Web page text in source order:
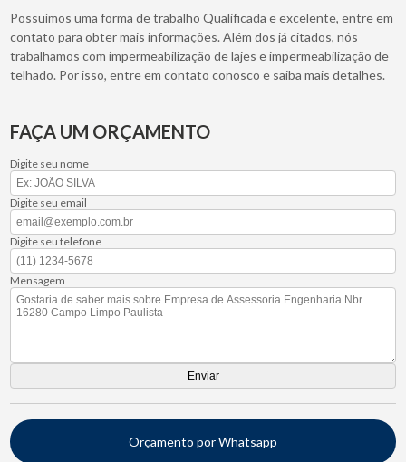
Possuímos uma forma de trabalho Qualificada e excelente, entre em
contato para obter mais informações. Além dos já citados, nós
trabalhamos com impermeabilização de lajes e impermeabilização de
telhado. Por isso, entre em contato conosco e saiba mais detalhes.
FAÇA UM ORÇAMENTO
Digite seu nome
Digite seu email
Digite seu telefone
Mensagem
Orçamento por Whatsapp